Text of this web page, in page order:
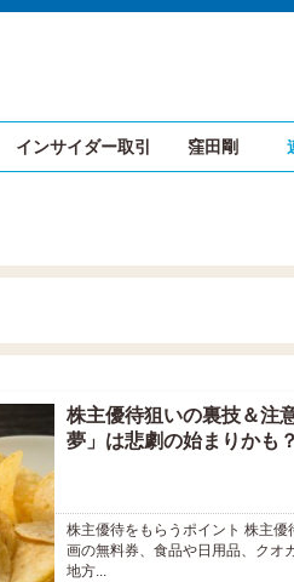
インサイダー取引 窪田剛
株主優待狙いの裏技＆
夢」は悲劇の始まりかも？
株主優待をもらうポイント 株主
画の無料券、食品や日用品、クオ
地方...